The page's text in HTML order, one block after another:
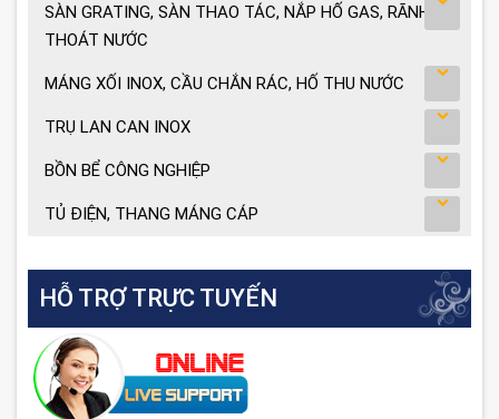
SÀN GRATING, SÀN THAO TÁC, NẮP HỐ GAS, RÃNH
THOÁT NƯỚC
MÁNG XỐI INOX, CẦU CHẮN RÁC, HỐ THU NƯỚC
TRỤ LAN CAN INOX
BỒN BỂ CÔNG NGHIỆP
TỦ ĐIỆN, THANG MÁNG CÁP
HỖ TRỢ TRỰC TUYẾN